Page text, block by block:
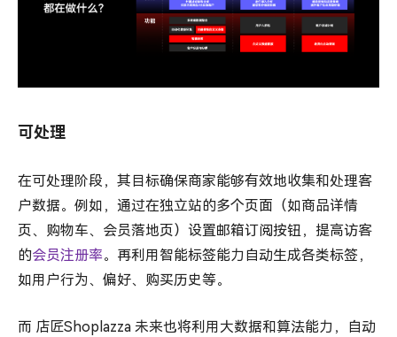
可处理
在可处理阶段，其目标确保商家能够有效地收集和处理客
户数据。例如，通过在独立站的多个页面（如商品详情
页、购物车、会员落地页）设置邮箱订阅按钮，提高访客
的会员注册率。再利用智能标签能力自动生成各类标签，
如用户行为、偏好、购买历史等。
而 店匠Shoplazza 未来也将利用大数据和算法能力，自动